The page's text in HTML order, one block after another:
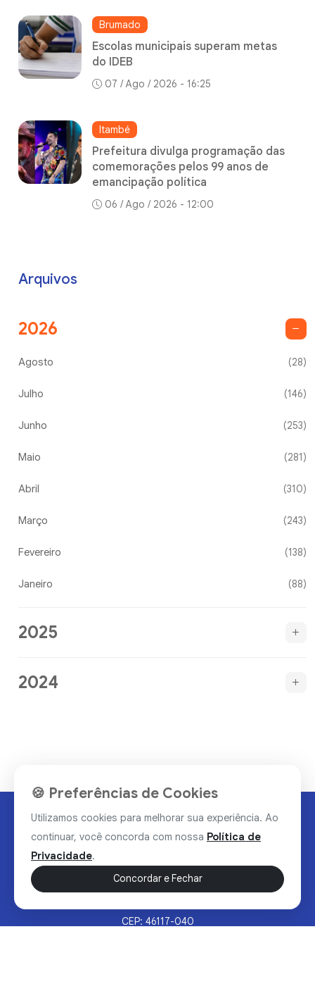
Brumado
Escolas municipais superam metas
do IDEB
07 / Ago / 2026 - 16:25
Itambé
Prefeitura divulga programação das
comemorações pelos 99 anos de
emancipação política
06 / Ago / 2026 - 12:00
Arquivos
2026
Agosto (28)
Julho (146)
Junho (253)
Maio (281)
Abril (310)
Março (243)
Fevereiro (138)
Janeiro (88)
2025
2024
CEP: 46117-040
🍪 Preferências de Cookies
Utilizamos cookies para melhorar sua experiência. Ao
continuar, você concorda com nossa Política de
Privacidade.
Concordar e Fechar